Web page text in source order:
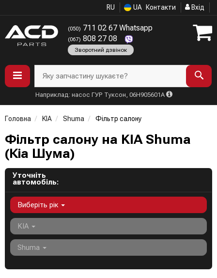
RU UA Контакти Вхід
(050) 711 02 67 Whatsapp
(067) 808 27 08
Зворотний дзвінок
Яку запчастину шукаєте?
Наприклад: насос ГУР Туксон, 06H905601A
Головна KIA Shuma Фільтр салону
Фільтр салону на KIA Shuma
(Кіа Шума)
Уточніть
автомобіль:
Виберіть рік
KIA
Shuma